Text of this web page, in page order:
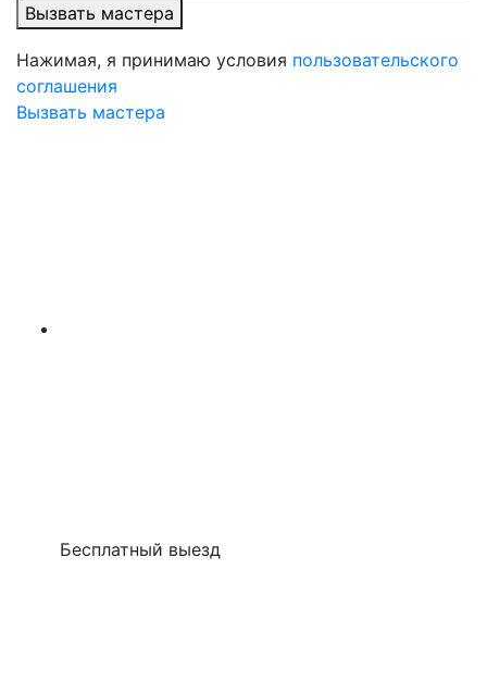
Вызвать мастера
Нажимая, я принимаю условия пользовательского
соглашения
Вызвать мастера
Бесплатный выезд